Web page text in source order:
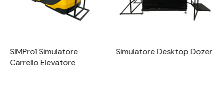
SIMPro1 Simulatore
Carrello Elevatore
Simulatore Desktop Dozer